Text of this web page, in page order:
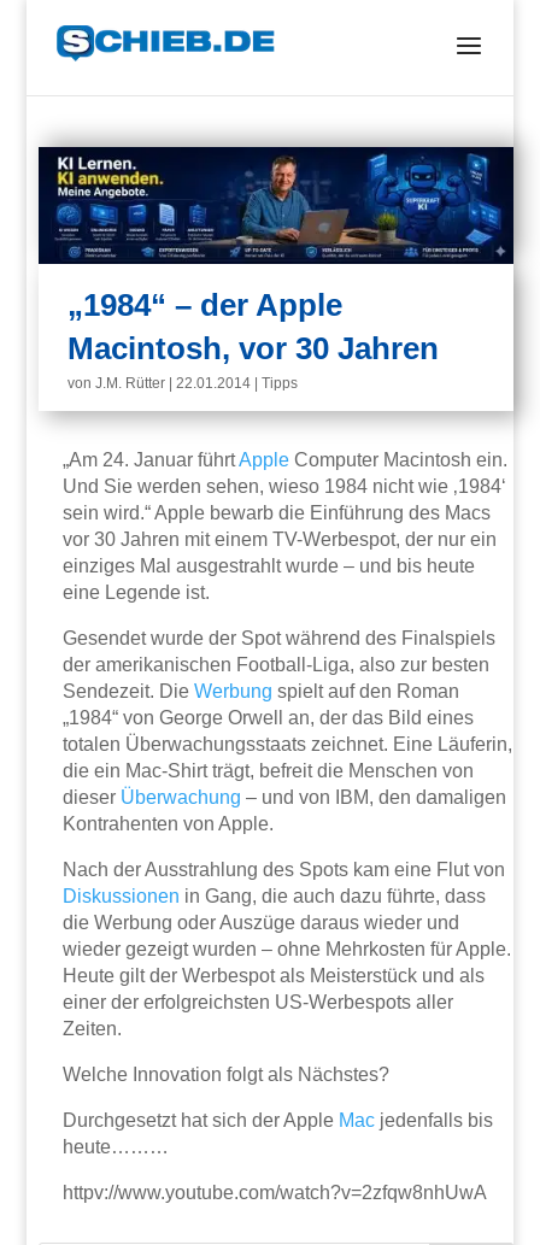
„1984“ – der Apple
Macintosh, vor 30 Jahren
vonJ.M. Rütter |22.01.2014 |Tipps
„Am 24. Januar führtApple Computer Macintosh ein.
Und Sie werden sehen, wieso 1984 nicht wie ‚1984‘
sein wird.“ Apple bewarb die Einführung des Macs
vor 30 Jahren mit einem TV-Werbespot, der nur ein
einziges Mal ausgestrahlt wurde – und bis heute
eine Legende ist.
Gesendet wurde der Spot während des Finalspiels
der amerikanischen Football-Liga, also zur besten
Sendezeit. DieWerbung spielt auf den Roman
„1984“ von George Orwell an, der das Bild eines
totalen Überwachungsstaats zeichnet. Eine Läuferin,
die ein Mac-Shirt trägt, befreit die Menschen von
dieser Überwachung – und von IBM, den damaligen
Kontrahenten von Apple.
Nach der Ausstrahlung des Spots kam eine Flut von
Diskussionen in Gang, die auch dazu führte, dass
die Werbung oder Auszüge daraus wieder und
wieder gezeigt wurden – ohne Mehrkosten für Apple.
Heute gilt der Werbespot als Meisterstück und als
einer der erfolgreichsten US-Werbespots aller
Zeiten.
Welche Innovation folgt als Nächstes?
Durchgesetzt hat sich der Apple Mac jedenfalls bis
heute………
httpv://www.youtube.com/watch?v=2zfqw8nhUwA